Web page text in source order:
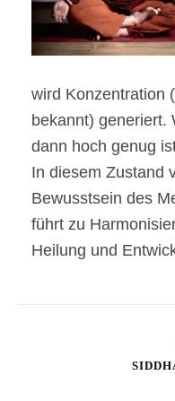
wird Konzentration
bekannt) generiert.
dann hoch genug
In diesem Zustand
Bewusstsein des
führt zu
Heilung und